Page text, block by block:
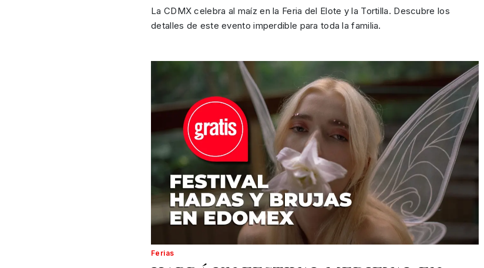
La CDMX celebra al maíz en la Feria del Elote y la Tortilla. Descubre los
detalles de este evento imperdible para toda la familia.
Ferias